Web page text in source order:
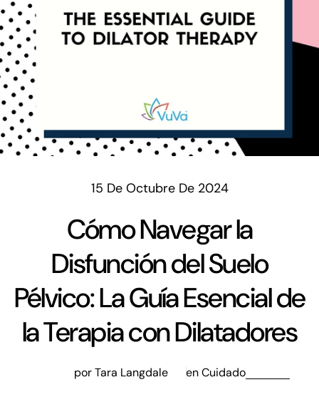
15 De Octubre De 2024
Cómo Navegar la
Disfunción del Suelo
Pélvico: La Guía Esencial de
la Terapia con Dilatadores
por Tara Langdale enCuidado